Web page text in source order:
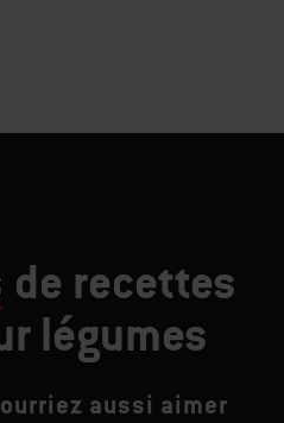
de recettes
légumes
aussi aimer